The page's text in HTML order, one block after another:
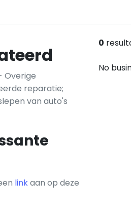
Overige
reparatie;
van auto's
linkaan op deze
0
No